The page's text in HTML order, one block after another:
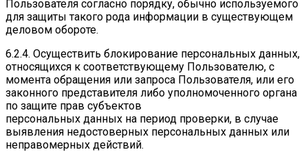
Пользователя согласно порядку, обычно используемого
для защиты такого рода информации в существующем
деловом обороте.
6.2.4. Осуществить блокирование персональных данных,
относящихся к соответствующему Пользователю, с
момента обращения или запроса Пользователя, или его
законного представителя либо уполномоченного органа
по защите прав субъектов
персональных данных на период проверки, в случае
выявления недостоверных персональных данных или
неправомерных действий.